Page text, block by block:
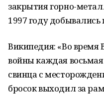
закрытия горно-
1997 году
Википедия: «Во время
войны каждая
свинца с
бросок выходил за